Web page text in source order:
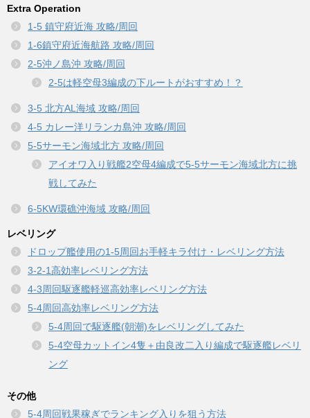
Extra Operation
1-5 鎮守府近海 攻略/周回
1-6鎮守府近海航路 攻略/周回
2-5沖ノ島沖 攻略/周回
2-5は軽空母3編成の下ルートがおすすめ！？
3-5 北方AL海域 攻略/周回
4-5 カレー洋リランカ島沖 攻略/周回
5-5サーモン海域北方 攻略/周回
アイオワ入り戦艦2空母4編成で5-5サーモン海域北方に挑
戦してみた
6-5KW環礁沖海域 攻略/周回
レベリング
ドロップ艦使用の1-5周回お手軽キラ付け・レベリング方法
3-2-1高効率レベリング方法
4-3周回駆逐艦軽巡高効率レベリング方法
5-4周回高効率レベリング方法
5-4周回で駆逐艦(朝潮)をレベリングしてみた
5-4空母カットイン4隻＋由良改二入り編成で駆逐艦レベリ
ング
その他
5-4周回戦果稼ぎでランキング入りを狙う方法